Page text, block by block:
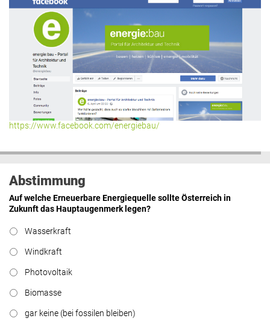
https://www.facebook.com/energiebau/
Abstimmung
Auf welche Erneuerbare Energiequelle sollte Österreich in
Zukunft das Hauptaugenmerk legen?
Wasserkraft
Windkraft
Photovoltaik
Biomasse
gar keine (bei fossilen bleiben)